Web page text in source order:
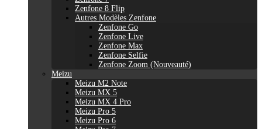
Zenfone 8 Flip
Autres Modèles Zenfone
Zenfone Go
Zenfone Live
Zenfone Max
Zenfone Selfie
Zenfone Zoom (Nouveauté)
Meizu
Meizu M2 Note
Meizu MX 5
Meizu MX 4 Pro
Meizu Pro 5
Meizu Pro 6